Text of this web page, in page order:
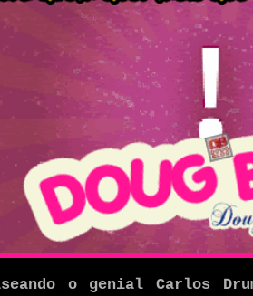
o genial Carlos